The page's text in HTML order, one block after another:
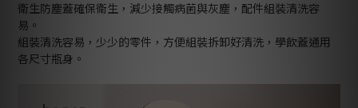
衛生防塵蓋確保衛生，減少接觸病菌與灰塵，配件組裝清洗容
易。
組裝清洗容易，少少的零件，方便組裝拆卸好清洗，學飲蓋通用
各尺寸瓶身。